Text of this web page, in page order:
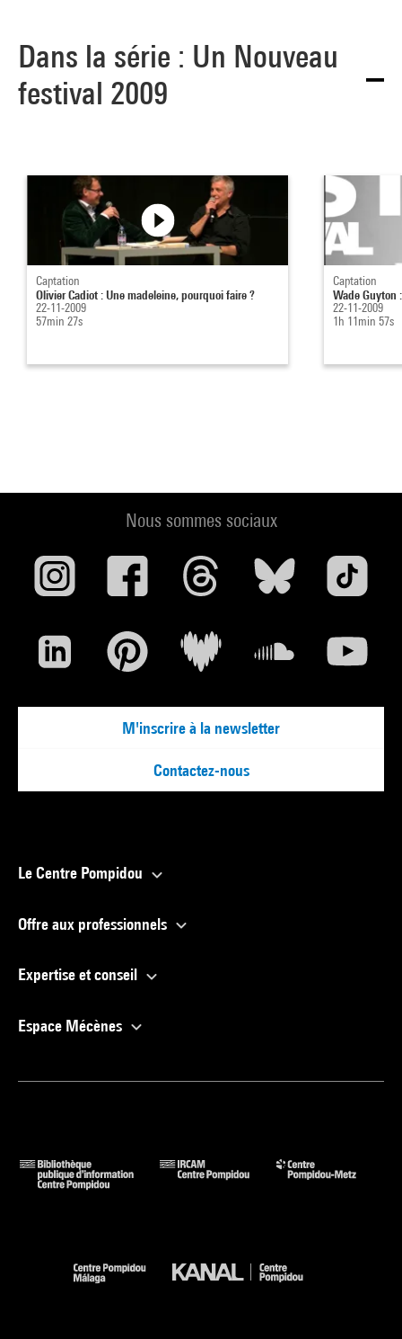
Dans la série : Un Nouveau
festival 2009
Captation
Olivier Cadiot : Une madeleine, pourquoi faire ?
22-11-2009
57min 27s
Captation
Wade
22-11-2009
1h 11min 57s
Nous sommes sociaux
M'inscrire à la newsletter
Contactez-nous
Le Centre Pompidou
Offre aux professionnels
Expertise et conseil
Espace Mécènes